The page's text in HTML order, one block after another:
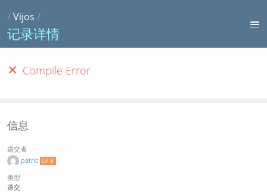
/Vijos /
记录详情
Compile Error
信息
递交者
patric LV 8
类型
递交